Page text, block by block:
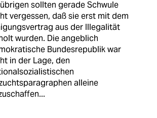
sollten gerade Schwule
vergessen, daß sie erst mit dem
aus der Illegalität
wurden. Die angeblich
Bundesrepublik war
in der Lage, den
alleine